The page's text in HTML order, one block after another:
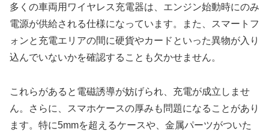
多くの車両用ワイヤレス充電器は、エンジン始動時にのみ
電源が供給される仕様になっています。また、スマートフ
ォンと充電エリアの間に硬貨やカードといった異物が入り
込んでいないかを確認することも欠かせません。
これらがあると電磁誘導が妨げられ、充電が成立しませ
ん。さらに、スマホケースの厚みも問題になることがあり
ます。特に5mmを超えるケースや、金属パーツがついた